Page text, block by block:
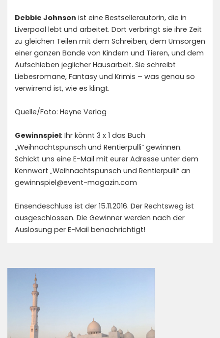
Debbie Johnson ist eine Bestsellerautorin, die in
Liverpool lebt und arbeitet. Dort verbringt sie ihre Zeit
zu gleichen Teilen mit dem Schreiben, dem Umsorgen
einer ganzen Bande von Kindern und Tieren, und dem
Aufschieben jeglicher Hausarbeit. Sie schreibt
Liebesromane, Fantasy und Krimis – was genau so
verwirrend ist, wie es klingt.
Quelle/Foto: Heyne Verlag
Gewinnspiel: Ihr könnt 3 x 1 das Buch
„Weihnachtspunsch und Rentierpulli“ gewinnen.
Schickt uns eine E-Mail mit eurer Adresse unter dem
Kennwort „Weihnachtspunsch und Rentierpulli“ an
gewinnspiel@event-magazin.com
Einsendeschluss ist der 15.11.2016. Der Rechtsweg ist
ausgeschlossen. Die Gewinner werden nach der
Auslosung per E-Mail benachrichtigt!